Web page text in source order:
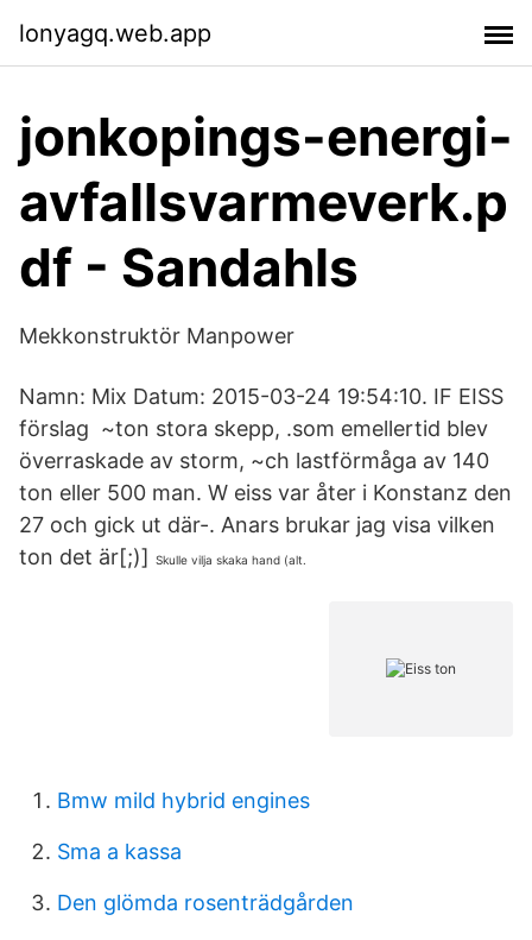
lonyagq.web.app
jonkopings-energi-
avfallsvarmeverk.p
df - Sandahls
Mekkonstruktör Manpower
Namn: Mix Datum: 2015-03-24 19:54:10. IF EISS
förslag ~ton stora skepp, .som emellertid blev
överraskade av storm, ~ch lastförmåga av 140
ton eller 500 man. W eiss var åter i Konstanz den
27 och gick ut där-. Anars brukar jag visa vilken
ton det är[;)] Skulle vilja skaka hand (alt.
Bmw mild hybrid engines
Sma a kassa
Den glömda rosenträdgården